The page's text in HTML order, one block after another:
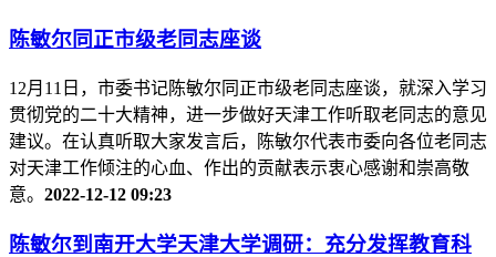
陈敏尔同正市级老同志座谈
12月11日，市委书记陈敏尔同正市级老同志座谈，就深入学习
贯彻党的二十大精神，进一步做好天津工作听取老同志的意见
建议。在认真听取大家发言后，陈敏尔代表市委向各位老同志
对天津工作倾注的心血、作出的贡献表示衷心感谢和崇高敬
意。 2022-12-12 09:23
陈敏尔到南开大学天津大学调研：充分发挥教育科